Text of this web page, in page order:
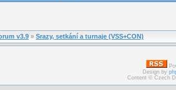
v3.9 » Srazy, setkání a turnaje (VSS+CON)
Design by
Content © Czech